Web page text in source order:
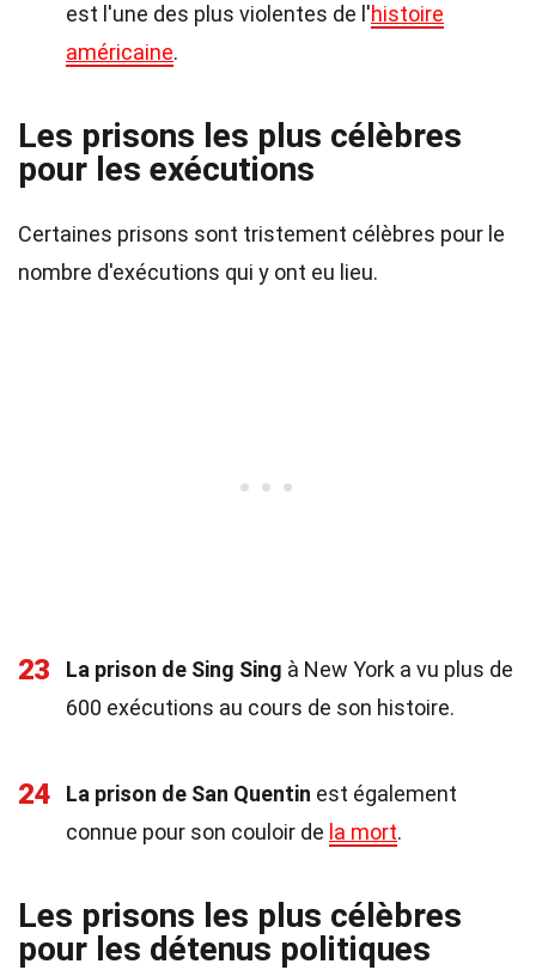
est l'une des plus violentes de l'histoire
américaine.
Les prisons les plus célèbres
pour les exécutions
Certaines prisons sont tristement célèbres pour le
nombre d'exécutions qui y ont eu lieu.
23 La prison de Sing Sing à New York a vu plus de
600 exécutions au cours de son histoire.
24 La prison de San Quentin est également
connue pour son couloir de la mort.
Les prisons les plus célèbres
pour les détenus politiques